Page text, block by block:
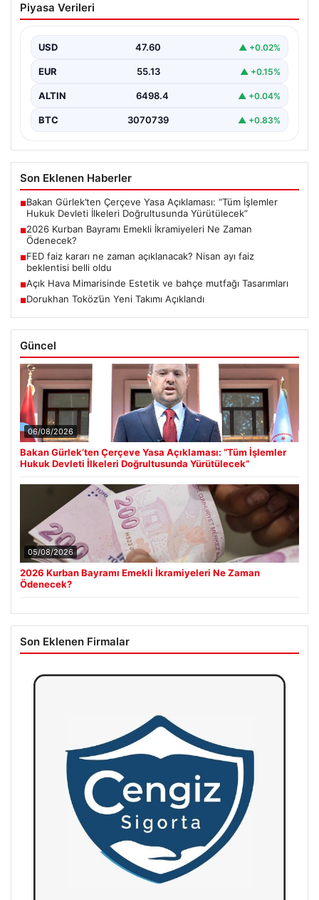
İkramiyeleri Ne Zaman Ödenecek?
milyon emekli vatandaşın gözü kulağı bayram
ikramiyesi…
Piyasa Verileri
USD 47.60 ▲ +0.02%
EUR 55.13 ▲ +0.15%
ALTIN 6498.4 ▲ +0.04%
BTC 3070739 ▲ +0.83%
Son Eklenen Haberler
■Bakan Gürlek’ten Çerçeve Yasa Açıklaması: “Tüm İşlemler
Hukuk Devleti İlkeleri Doğrultusunda Yürütülecek”
■2026 Kurban Bayramı Emekli İkramiyeleri Ne Zaman
Ödenecek?
■FED faiz kararı ne zaman açıklanacak? Nisan ayı faiz
beklentisi belli oldu
■Açık Hava Mimarisinde Estetik ve bahçe mutfağı Tasarımları
■Dorukhan Toköz’ün Yeni Takımı Açıklandı
Güncel
06/08/2026
Bakan Gürlek’ten Çerçeve Yasa Açıklaması: “Tüm İşlemler
Hukuk Devleti İlkeleri Doğrultusunda Yürütülecek”
05/08/2026
2026 Kurban Bayramı Emekli İkramiyeleri Ne Zaman
Ödenecek?
Son Eklenen Firmalar